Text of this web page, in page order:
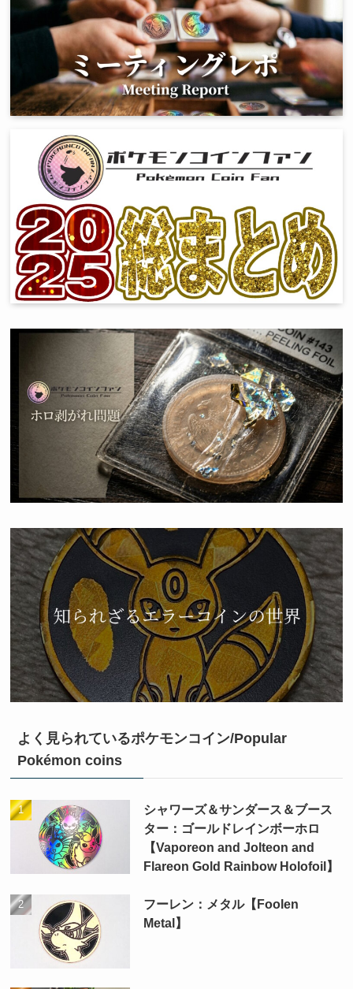
よく見られているポケモンコイン/Popular
Pokémon coins
シャワーズ＆サンダース＆ブース
ター：ゴールドレインボーホロ
【Vaporeon and Jolteon and
Flareon Gold Rainbow Holofoil】
フーレン：メタル【Foolen
Metal】